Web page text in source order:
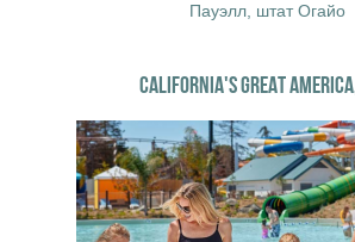
Пауэлл, штат Огайо
CALIFORNIA'S GREAT